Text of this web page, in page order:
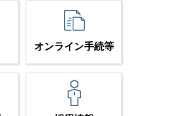
オンライン手続等